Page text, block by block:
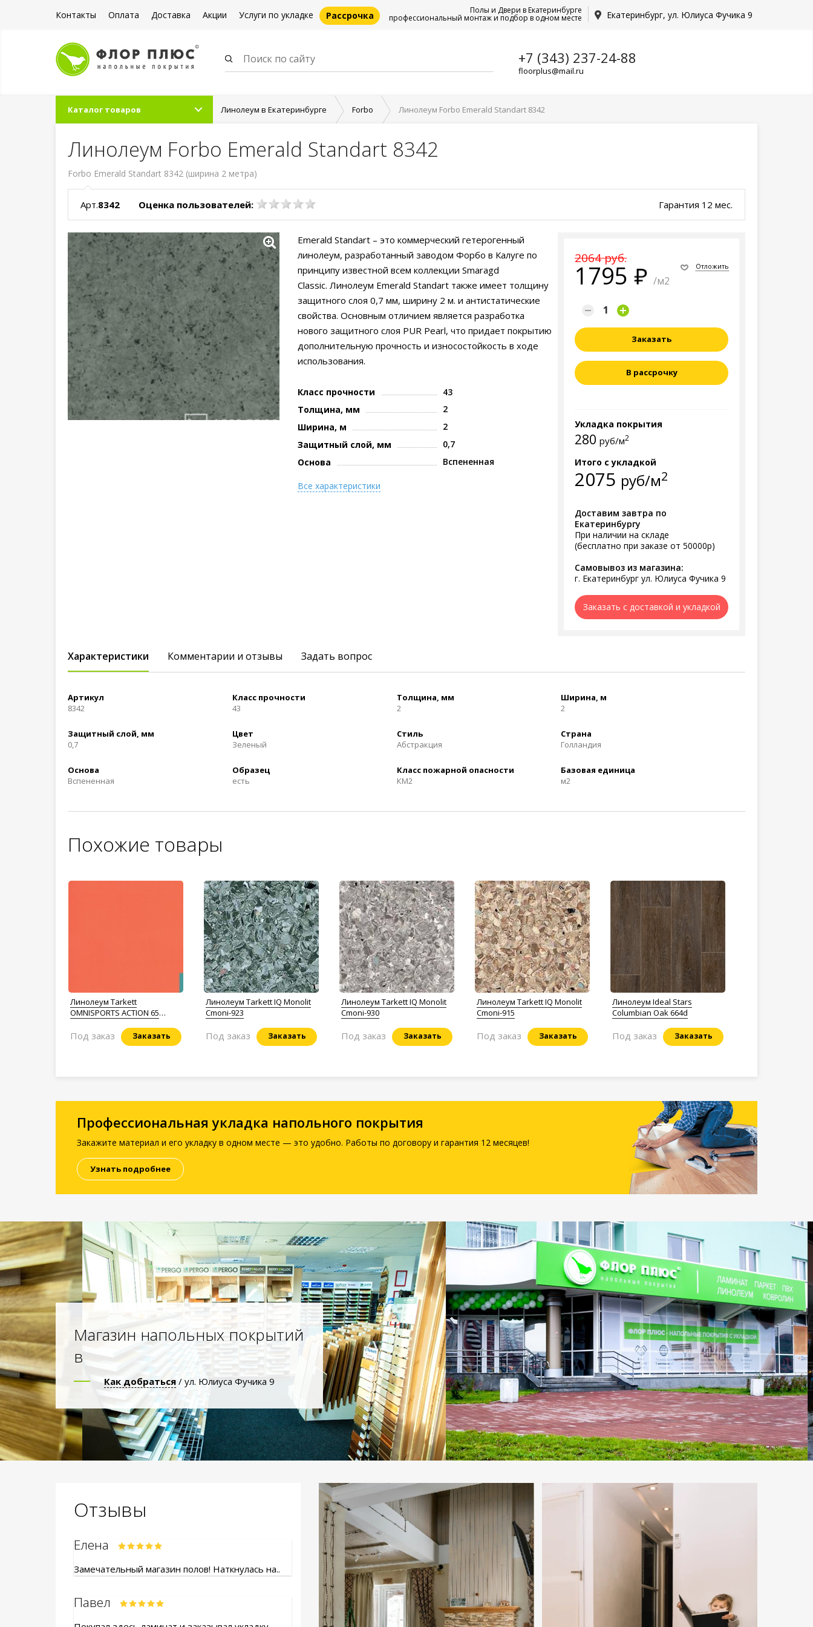
Контакты Оплата Доставка Акции Услуги по укладке Рассрочка Екатеринбург, ул. Юлиуса Фучика 9
Полы и Двери в Екатеринбурге
профессиональный монтаж и подбор в одном месте
+7 (343) 237-24-88
floorplus@mail.ru
Каталог товаров Линолеум в Екатеринбурге Forbo Линолеум Forbo Emerald Standart 8342
Линолеум Forbo Emerald Standart 8342
Forbo Emerald Standart 8342 (ширина 2 метра)
Арт.8342 Оценка пользователей: Гарантия 12 мес.
2064 руб.
1795 /м2
Отложить
Заказать
В рассрочку
Укладка покрытия
280 руб/м2
Итого с укладкой
2075 руб/м2
Доставим завтра по
Екатеринбургу
При наличии на складе
(бесплатно при заказе от 50000р)
Самовывоз из магазина:
г. Екатеринбург ул. Юлиуса Фучика 9
Заказать с доставкой и укладкой
Emerald Standart – это коммерческий гетерогенный
линолеум, разработанный заводом Форбо в Калуге по
принципу известной всем коллекции Smaragd
Classic. Линолеум Emerald Standart также имеет толщину
защитного слоя 0,7 мм, ширину 2 м. и антистатические
свойства. Основным отличием является разработка
нового защитного слоя PUR Pearl, что придает покрытию
дополнительную прочность и износостойкость в ходе
использования.
Класс прочности
43
Толщина, мм
2
Ширина, м
2
Защитный слой, мм
0,7
Основа
Вспененная
Все характеристики
Характеристики Комментарии и отзывы Задать вопрос
Артикул
8342
Класс прочности
43
Толщина, мм
2
Ширина, м
2
Защитный слой, мм
0,7
Цвет
Зеленый
Стиль
Абстракция
Страна
Голландия
Основа
Вспененная
Образец
есть
Класс пожарной опасности
КМ2
Базовая единица
м2
Похожие товары
Линолеум Tarkett
OMNISPORTS ACTION 65
Заказать
Под заказ
Линолеум Tarkett IQ Monolit
Cmoni-923
Заказать
Под заказ
Линолеум Tarkett IQ Monolit
Cmoni-930
Заказать
Под заказ
Линолеум Tarkett IQ Monolit
Cmoni-915
Заказать
Под заказ
Линолеум Ideal Stars
Columbian Oak 664d
Заказать
Под заказ
Профессиональная укладка напольного покрытия
Закажите материал и его укладку в одном месте — это удобно. Работы по договору и гарантия 12 месяцев!
Узнать подробнее
Магазин напольных покрытий
в
Как добраться / ул. Юлиуса Фучика 9
Отзывы
Елена
Замечательный магазин полов! Наткнулась на..
Павел